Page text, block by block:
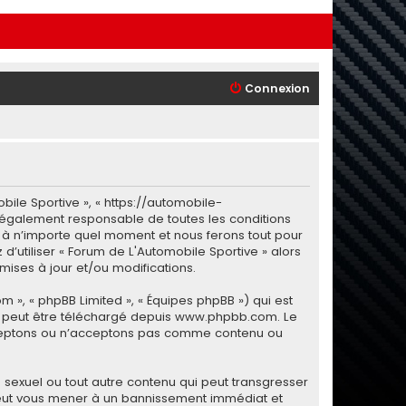
Connexion
Sportive », « https://automobile-
responsable de toutes les conditions
n’importe quel moment et nous ferons tout pour
« Forum de L'Automobile Sportive » alors
à jour et/ou modifications.
« phpBB Limited », « Équipes phpBB ») qui est
être téléchargé depuis www.phpbb.com. Le
ou n’acceptons pas comme contenu ou
ou tout autre contenu qui peut transgresser
vous mener à un bannissement immédiat et